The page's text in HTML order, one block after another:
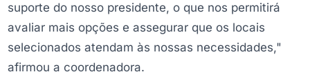
suporte do nosso presidente, o que nos permitirá
avaliar mais opções e assegurar que os locais
selecionados atendam às nossas necessidades,"
afirmou a coordenadora.